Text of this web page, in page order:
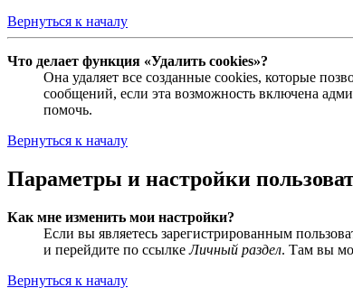
Вернуться к началу
Что делает функция «Удалить cookies»?
Она удаляет все созданные cookies, которые
сообщений, если эта возможность включена
помочь.
Вернуться к началу
Параметры и настройки
Как мне изменить мои настройки?
Если вы являетесь зарегистрированным
и перейдите по ссылкеЛичный раздел. Там вы
Вернуться к началу